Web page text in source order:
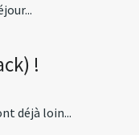
!
déjà loin...